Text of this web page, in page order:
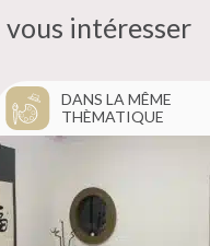
vous intéresser
DANS LA MÊME
THÈMATIQUE